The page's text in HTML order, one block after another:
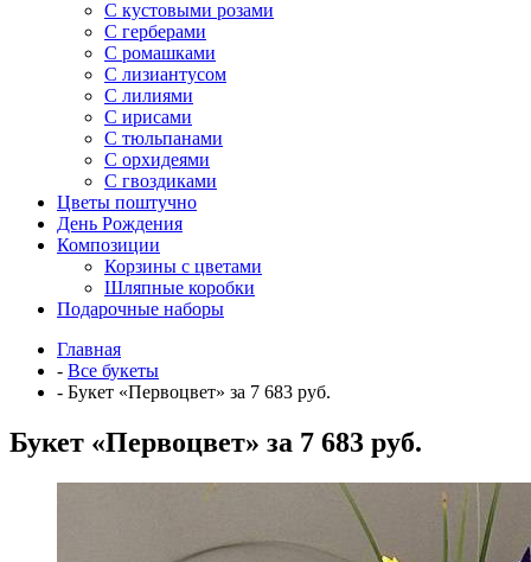
С кустовыми розами
С герберами
С ромашками
С лизиантусом
С лилиями
С ирисами
С тюльпанами
С орхидеями
С гвоздиками
Цветы поштучно
День Рождения
Композиции
Корзины с цветами
Шляпные коробки
Подарочные наборы
Главная
- Все букеты
- Букет «Первоцвет» за 7 683 руб.
Букет «Первоцвет» за 7 683 руб.